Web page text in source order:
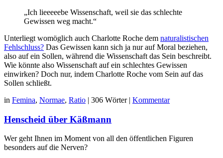
„Ich lieeeeebe Wissenschaft, weil sie das schlechte
Gewissen weg macht.“
Unterliegt womöglich auch Charlotte Roche dem naturalistischen
Fehlschluss? Das Gewissen kann sich ja nur auf Moral beziehen,
also auf ein Sollen, während die Wissenschaft das Sein beschreibt.
Wie könnte also Wissenschaft auf ein schlechtes Gewissen
einwirken? Doch nur, indem Charlotte Roche vom Sein auf das
Sollen schließt.
in Femina, Normae, Ratio | 306 Wörter | Kommentar
Henscheid über Käßmann
Wer geht Ihnen im Moment von all den öffentlichen Figuren
besonders auf die Nerven?